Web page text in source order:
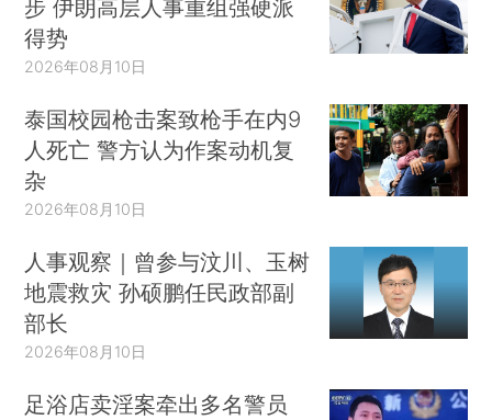
步 伊朗高层人事重组强硬派
得势
2026年08月10日
泰国校园枪击案致枪手在内9
人死亡 警方认为作案动机复
杂
2026年08月10日
人事观察｜曾参与汶川、玉树
地震救灾 孙硕鹏任民政部副
部长
2026年08月10日
足浴店卖淫案牵出多名警员